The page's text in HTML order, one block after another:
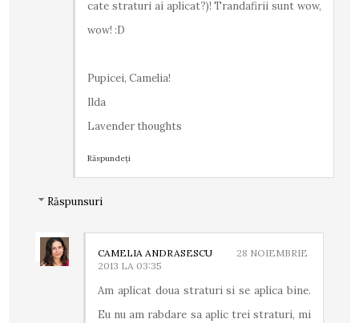
cate straturi ai aplicat?)! Trandafirii sunt wow,
wow! :D
Pupicei, Camelia!
Ilda
Lavender thoughts
Răspundeți
Răspunsuri
CAMELIA ANDRASESCU
28 NOIEMBRIE
2013 LA 03:35
Am aplicat doua straturi si se aplica bine.
Eu nu am rabdare sa aplic trei straturi, mi